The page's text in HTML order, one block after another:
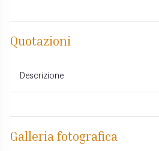
Quotazioni
Descrizione
Galleria fotografica